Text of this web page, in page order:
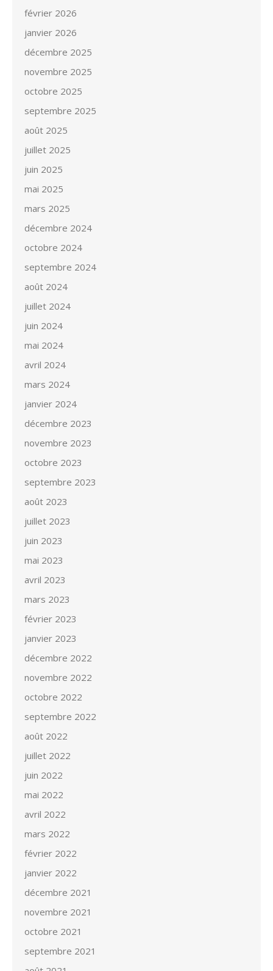
février 2026
janvier 2026
décembre 2025
novembre 2025
octobre 2025
septembre 2025
août 2025
juillet 2025
juin 2025
mai 2025
mars 2025
décembre 2024
octobre 2024
septembre 2024
août 2024
juillet 2024
juin 2024
mai 2024
avril 2024
mars 2024
janvier 2024
décembre 2023
novembre 2023
octobre 2023
septembre 2023
août 2023
juillet 2023
juin 2023
mai 2023
avril 2023
mars 2023
février 2023
janvier 2023
décembre 2022
novembre 2022
octobre 2022
septembre 2022
août 2022
juillet 2022
juin 2022
mai 2022
avril 2022
mars 2022
février 2022
janvier 2022
décembre 2021
novembre 2021
octobre 2021
septembre 2021